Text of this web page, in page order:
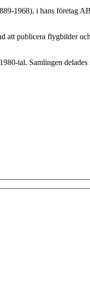
1968), i hans företag
att publicera flygbilder
tal. Samlingen delades